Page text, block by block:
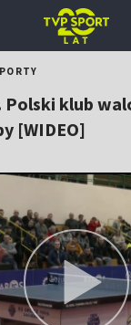
Polski klub
[WIDEO]